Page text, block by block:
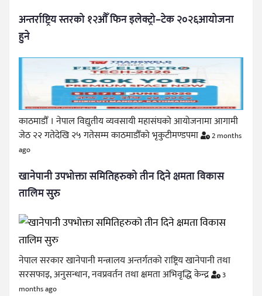
अन्तर्राष्ट्रिय स्तरको १२औँ फिन इलेक्ट्रो–टेक २०२६आयोजना
हुने
काठमाडौँ । नेपाल विद्युतीय व्यवसायी महासंघको आयोजनामा आगामी
जेठ २२ गतेदेखि २५ गतेसम्म काठमाडौँको भृकुटीमण्डपमा
2 months
ago
खानेपानी उपभोक्ता समितिहरुको तीन दिने क्षमता विकास
तालिम सुरु
नेपाल सरकार खानेपानी मन्त्रालय अन्तर्गतको राष्ट्रिय खानेपानी तथा
सरसफाइ, अनुसन्धान, नवप्रवर्तन तथा क्षमता अभिवृद्धि केन्द्र
3
months ago